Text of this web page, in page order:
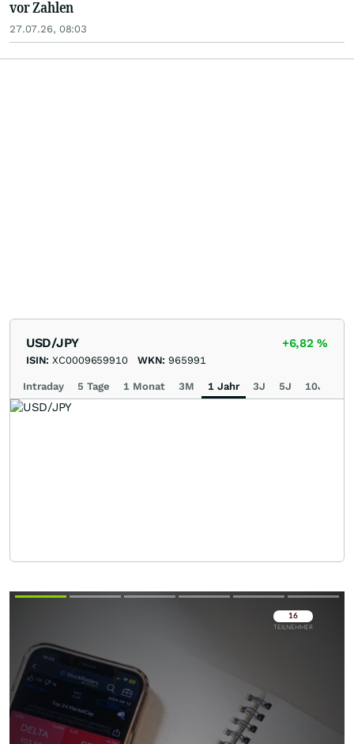
vor Zahlen
27.07.26, 08:03
USD/JPY +6,82%
ISIN: XC0009659910 WKN: 965991
Intraday 5 Tage 1 Monat 3M 1 Jahr 3J 5J 10J